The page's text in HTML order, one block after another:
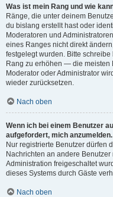
Was ist mein Rang und wie
Ränge, die unter deinem
du bislang erstellt hast oder
Moderatoren und
eines Ranges nicht direkt
festgelegt wurden. Bitte
Rang zu erhöhen — die meisten
Moderator oder Administrator
wieder zurücksetzen.
Nach oben
Wenn ich bei einem Benutzer
aufgefordert, mich anzumelden.
Nur registrierte Benutzer dürfen
Nachrichten an andere
Administration freigeschaltet
dieses Systems durch Gäste
Nach oben